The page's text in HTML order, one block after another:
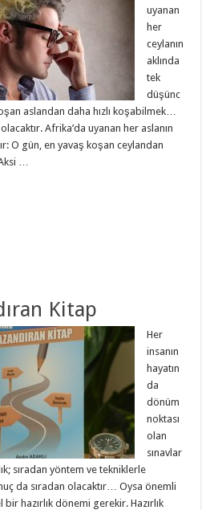
uyanan
her
ceylanın
aklında
tek
düşünc
aslandan daha hızlı koşabilmek…
Afrika’da uyanan her aslanın
O gün, en yavaş koşan ceylandan
…
Kitap
Her
insanın
hayatın
da
dönüm
noktası
olan
sınavlar
sıradan yöntem ve tekniklerle
da sıradan olacaktır… Oysa önemli
hazırlık dönemi gerekir. Hazırlık